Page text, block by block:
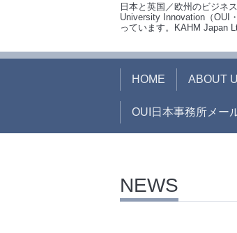
日本と英国／欧州のビジネ
University Innovation（OUI
っています。KAHM Japan
HOME ABOUT
OUI日本事務所メー
NEWS